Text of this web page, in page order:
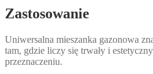
Zastosowanie
Uniwersalna mieszanka gazonowa
tam, gdzie liczy się trwały i
przeznaczeniu.